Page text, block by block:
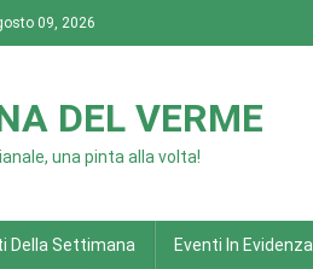
09, 2026
DEL VERME
una pinta alla volta!
Della Settimana Eventi In Evidenza